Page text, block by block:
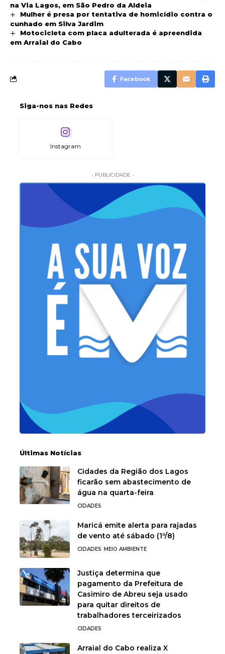
na Via Lagos, em São Pedro da Aldeia
Mulher é presa por tentativa de homicídio contra o
cunhado em Silva Jardim
Motocicleta com placa adulterada é apreendida
em Arraial do Cabo
Facebook
Siga-nos nas Redes
Instagram
- PUBLICIDADE -
Últimas Notícias
Cidades da Região dos Lagos
ficarão sem abastecimento de
água na quarta-feira
CIDADES
Maricá emite alerta para rajadas
de vento até sábado (1º/8)
CIDADES MEIO AMBIENTE
Justiça determina que
pagamento da Prefeitura de
Casimiro de Abreu seja usado
para quitar direitos de
trabalhadores terceirizados
CIDADES
Arraial do Cabo realiza X